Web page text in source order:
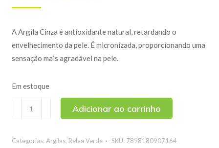
A Argila Cinza é antioxidante natural, retardando o
envelhecimento da pele. É micronizada, proporcionando uma
sensação mais agradável na pele.
Em estoque
Cinza
Verde
Adicionar ao carrinho
Categorias: Argilas, Relva Verde SKU: 7898180907164